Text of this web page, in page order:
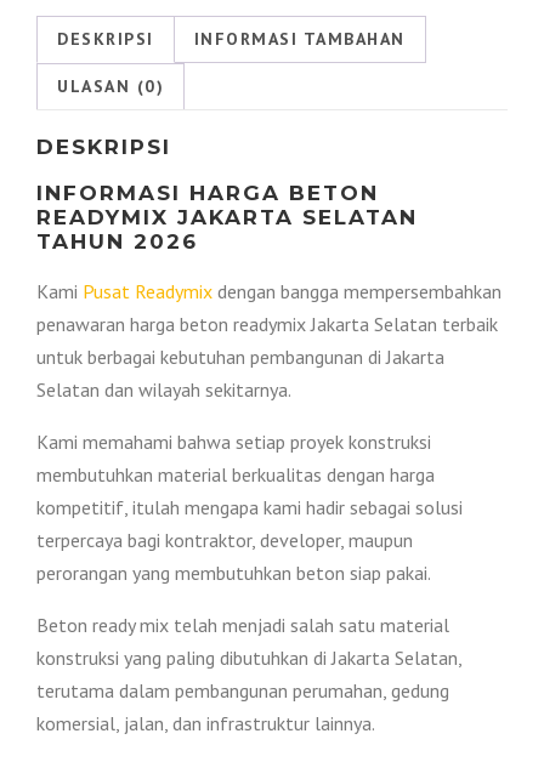
Selatan
Per
M3
DESKRIPSI INFORMASI TAMBAHAN
ULASAN (0)
DESKRIPSI
INFORMASI HARGA BETON
READYMIX JAKARTA SELATAN
TAHUN 2026
Kami Pusat Readymix dengan bangga mempersembahkan
penawaran harga beton readymix Jakarta Selatan terbaik
untuk berbagai kebutuhan pembangunan di Jakarta
Selatan dan wilayah sekitarnya.
Kami memahami bahwa setiap proyek konstruksi
membutuhkan material berkualitas dengan harga
kompetitif, itulah mengapa kami hadir sebagai solusi
terpercaya bagi kontraktor, developer, maupun
perorangan yang membutuhkan beton siap pakai.
Beton ready mix telah menjadi salah satu material
konstruksi yang paling dibutuhkan di Jakarta Selatan,
terutama dalam pembangunan perumahan, gedung
komersial, jalan, dan infrastruktur lainnya.